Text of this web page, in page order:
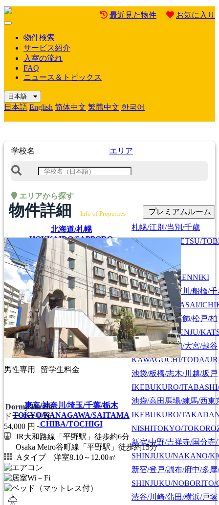
最近見た物件 お気に入り
Mobile
物件検索
サービス紹介
入室の流れ
FAQ
ニュース＆トピックス
日本語
日本語 English 简体中文 繁體中文 한국어
学校名 エリア
エリアから探す
北海道/札幌
HOKKAIDO/SAPPORO
札幌/江別/当別/千歳
SAPPORO/EBETSU/
東京/神奈川/埼玉/千葉/栃木
TOKYO/KANAGAWA/SAITAMA
CHIBA/TOCHIGI
首都圏全域
SHUTOKEN ZENNIKI
江戸川/葛西/市川/船橋/千
EDOGAWA/KASAI/
上野/北千住/葛飾/松戸/柏
UENO/KITASENJU/
川口/戸田/浦和/大宮/越谷
KAWAGUCHI/TODA/
池袋/板橋/志木/川越/坂戸
IKEBUKURO/
池袋/高田馬場/練馬/西東
IKEBUKURO/
NISHITOKYO/
新宿/中野/吉祥寺/国分寺
SHINJUKU/NAKANO/
新宿/登戸/調布/府中/多
SHINJUKU/
渋谷/川崎/蒲田/横浜/戸塚
物件詳細 Info of Properties プレミアムルーム
男性専用 留学生料金
Dormy Hirano
ドーミー平野
54,000 円～
JR大和路線「平野駅」徒歩約6分
Osaka Metro谷町線「平野駅」徒歩約15分
Aタイプ 洋室8.10～12.00㎡